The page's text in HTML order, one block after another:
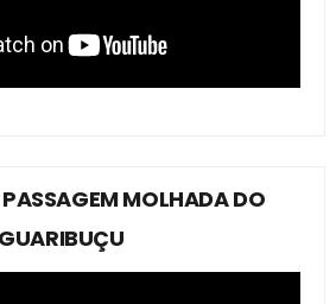
MOLHADA DO
GUARIBUÇU